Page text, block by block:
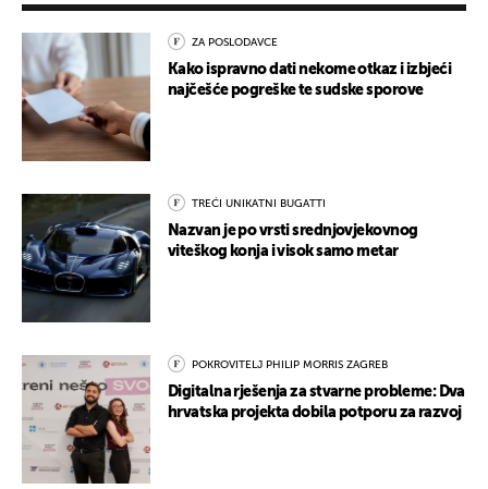
ZA POSLODAVCE
Kako ispravno dati nekome otkaz i izbjeći
najčešće pogreške te sudske sporove
TREĆI UNIKATNI BUGATTI
Nazvan je po vrsti srednjovjekovnog
viteškog konja i visok samo metar
POKROVITELJ PHILIP MORRIS ZAGREB
Digitalna rješenja za stvarne probleme: Dva
hrvatska projekta dobila potporu za razvoj